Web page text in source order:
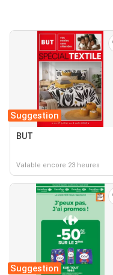
Suggestion
BUT
Valable encore 23 heures
Suggestion